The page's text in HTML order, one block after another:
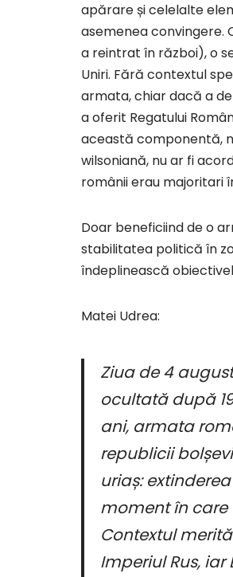
apărare și celelalte
asemenea convingere.
a reintrat în război), o
Uniri. Fără contextul
armata, chiar dacă a
a oferit Regatului
această componentă,
wilsoniană, nu ar fi
românii erau majoritari
Doar beneficiind de o
stabilitatea politică în
îndeplinească
Matei Udrea:
Ziua de 4
ocultată după
ani, armata
republicii
uriaș:
moment în
Contextul
Imperiul Rus,